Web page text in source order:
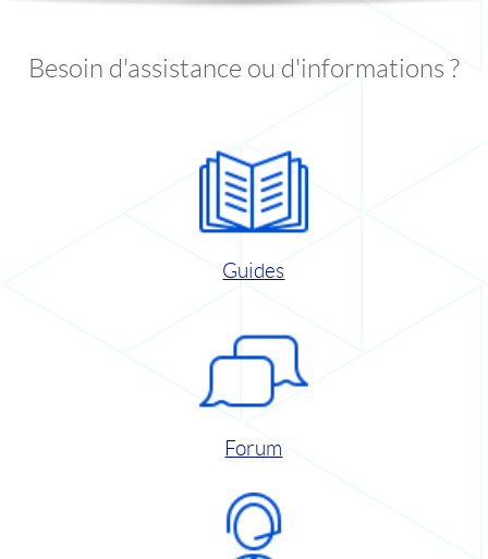
Besoin d'assistance ou d'informations ?
Guides
Forum